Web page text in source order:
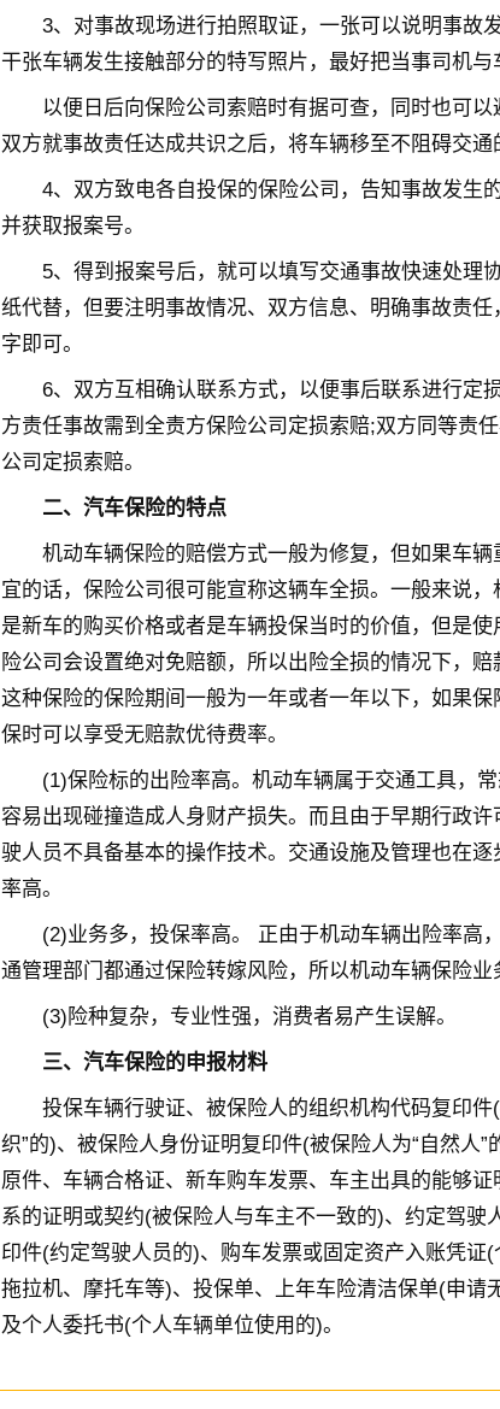
3、对事故现场进行拍照取证，一张可以说明事故
干张车辆发生接触部分的特写照片，最好把当事司机与
以便日后向保险公司索赔时有据可查，同时也可以
双方就事故责任达成共识之后，将车辆移至不阻碍交通
4、双方致电各自投保的保险公司，告知事故发生
并获取报案号。
5、得到报案号后，就可以填写交通事故快速处理
纸代替，但要注明事故情况、双方信息、明确事故责
字即可。
6、双方互相确认联系方式，以便事后联系进行定
方责任事故需到全责方保险公司定损索赔;双方同等责
公司定损索赔。
二、汽车保险的特点
机动车辆保险的赔偿方式一般为修复，但如果车
宜的话，保险公司很可能宣称这辆车全损。一般来说
是新车的购买价格或者是车辆投保当时的价值，但是
险公司会设置绝对免赔额，所以出险全损的情况下，赔
这种保险的保险期间一般为一年或者一年以下，如果
保时可以享受无赔款优待费率。
(1)保险标的出险率高。机动车辆属于交通工具，
容易出现碰撞造成人身财产损失。而且由于早期行政
驶人员不具备基本的操作技术。交通设施及管理也在
率高。
(2)业务多，投保率高。 正由于机动车辆出险率高
通管理部门都通过保险转嫁风险，所以机动车辆保险业
(3)险种复杂，专业性强，消费者易产生误解。
三、汽车保险的申报材料
投保车辆行驶证、被保险人的组织机构代码复印件
织”的)、被保险人身份证明复印件(被保险人为“自然人”
原件、车辆合格证、新车购车发票、车主出具的能够
系的证明或契约(被保险人与车主不一致的)、约定驾驶
印件(约定驾驶人员的)、购车发票或固定资产入账凭证(
拖拉机、摩托车等)、投保单、上年车险清洁保单(申请
及个人委托书(个人车辆单位使用的)。